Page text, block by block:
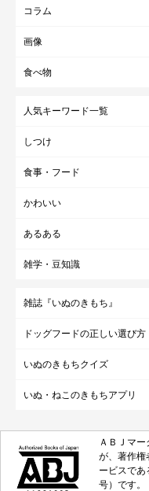
コラム
画像
食べ物
人気キーワード一覧
しつけ
食事・フード
かわいい
あるある
雑学・豆知識
雑誌『いぬのきもち』
ドッグフードの正しい選び方
いぬのきもちクイズ
いぬ・ねこのきもちアプリ
ＡＢＪマ
が、著作権
ービスで
号）です。